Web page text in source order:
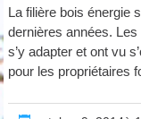
La filière bois énergie
dernières années.
s’y adapter et ont vu
pour les propriétaires